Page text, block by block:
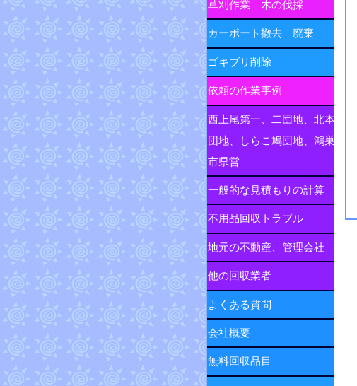
草刈作業 木の伐採
カーポート撤去 廃棄
ゴキブリ削除
依頼の作業事例
西上尾第一、二団地、北本
団地、しらこ鳩団地、鴻巣
市県営
一般的な見積もりの計算
不用品回収トラブル
地元の不動産、管理会社
他の回収業者
よくある質問
会社概要
無料回収品目